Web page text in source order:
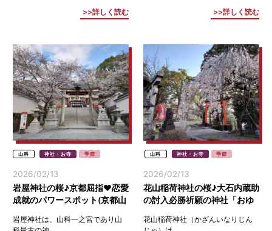
詳しく読む 詳しく読む
山科 神社・お寺 季節
2026/02/13
岩屋神社の桜♪京都屈指♥恋愛
成就のパワースポット(京都山
岩屋神社は、山科一之宮であり山
山科 神社・お寺 季節
2026/02/13
花山稲荷神社の桜♪大石内蔵助
の討入必勝祈願の神社「おゆ
花山稲荷神社（かざんいなりじん